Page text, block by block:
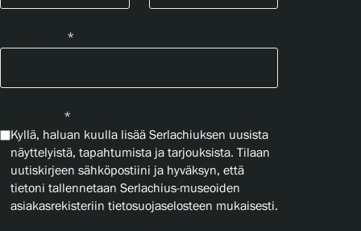
*
*
Kyllä, haluan kuulla lisää Serlachiuksen uusista
näyttelyistä, tapahtumista ja tarjouksista. Tilaan
uutiskirjeen sähköpostiini ja hyväksyn, että
tietoni tallennetaan Serlachius-museoiden
asiakasrekisteriin tietosuojaselosteen mukaisesti.